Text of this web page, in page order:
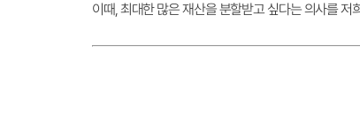
이때, 최대한 많은 재산을 분할받고 싶다는 의사를 저